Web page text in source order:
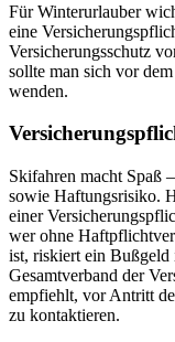
Für Winterurlauber
eine
Versicherungsschutz
sollte man sich vor
wenden.
Skifahren macht Spaß
sowie Haftungsrisiko.
einer
wer ohne
ist, riskiert ein
Gesamtverband der
empfiehlt, vor Antritt
zu kontaktieren.